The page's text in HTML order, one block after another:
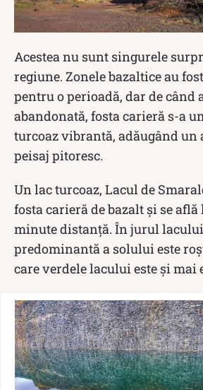
Acestea nu sunt singurele
regiune. Zonele bazaltice au
pentru o perioadă, dar de când
abandonată, fosta carieră s-a
turcoaz vibrantă, adăugând un
peisaj pitoresc.
Un lac turcoaz, Lacul de
fosta carieră de bazalt și se
minute distanță. În jurul
predominantă a solului este
care verdele lacului este și mai